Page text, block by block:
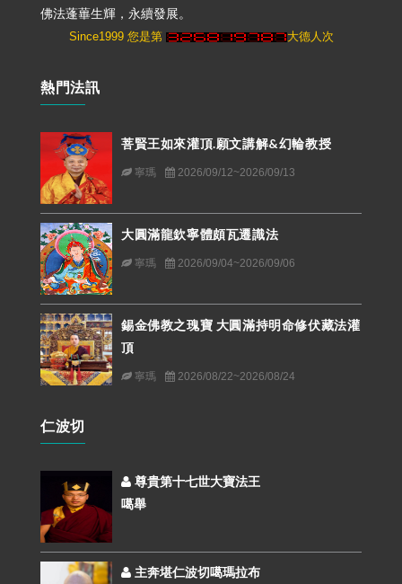
佛法蓬蓽生輝，永續發展。
Since1999 您是第 大德人次
熱門法訊
菩賢王如來灌頂.願文講解&幻輪教授
寧瑪 2026/09/12~2026/09/13
大圓滿龍欽寧體頗瓦遷識法
寧瑪 2026/09/04~2026/09/06
錫金佛教之瑰寶 大圓滿持明命修伏藏法灌
頂
寧瑪 2026/08/22~2026/08/24
仁波切
尊貴第十七世大寶法王
噶舉
主奔堪仁波切噶瑪拉布